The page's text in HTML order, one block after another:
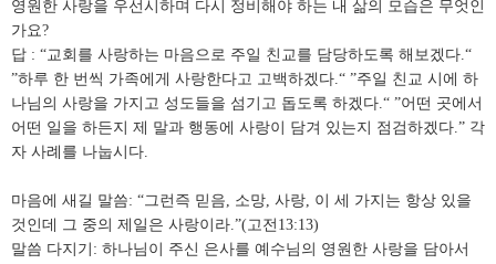
영원한 사랑을 우선시하며 다시 정비해야 하는 내 삶의 모습은 무엇인
가요?
답 : “교회를 사랑하는 마음으로 주일 친교를 담당하도록 해보겠다.“
”하루 한 번씩 가족에게 사랑한다고 고백하겠다.“ ”주일 친교 시에 하
나님의 사랑을 가지고 성도들을 섬기고 돕도록 하겠다.“ ”어떤 곳에서
어떤 일을 하든지 제 말과 행동에 사랑이 담겨 있는지 점검하겠다.” 각
자 사례를 나눕시다.
마음에 새길 말씀: “그런즉 믿음, 소망, 사랑, 이 세 가지는 항상 있을
것인데 그 중의 제일은 사랑이라.”(고전13:13)
말씀 다지기: 하나님이 주신 은사를 예수님의 영원한 사랑을 담아서